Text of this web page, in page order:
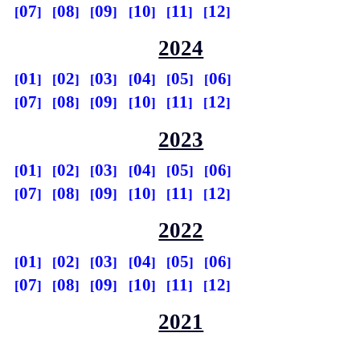
07
08 09 10 11 12
2024
01 02 03 04 05
06
07
08 09 10 11 12
2023
01 02 03 04 05
06
07
08 09 10 11 12
2022
01 02 03 04 05
06
07
08 09 10 11 12
2021